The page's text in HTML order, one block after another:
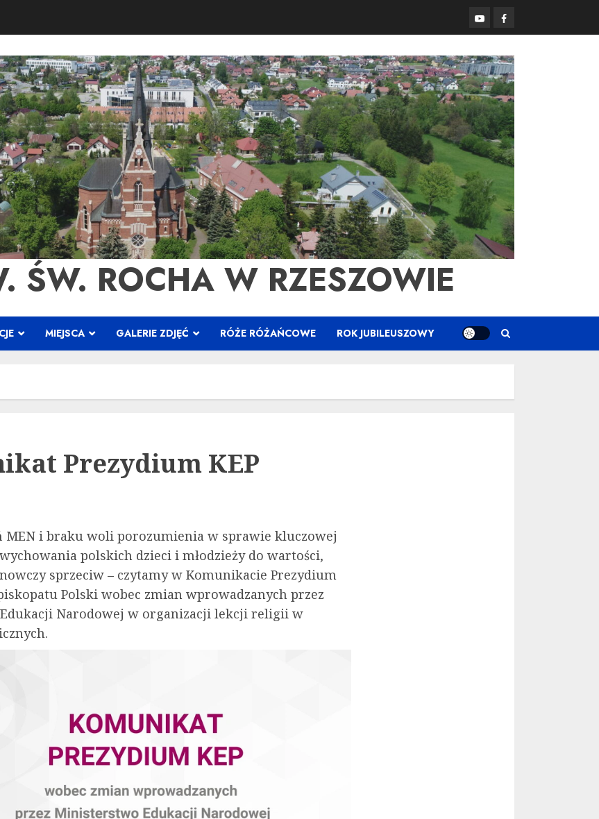
YouTubeFacebook
ŚW. ROCHA W RZESZOWIE
MIEJSCA GALERIE ZDJĘĆ RÓŻE RÓŻAŃCOWE ROK JUBILEUSZOWY
Prezydium KEP
MEN i braku woli porozumienia w sprawie kluczowej
polskich dzieci i młodzieży do wartości,
sprzeciw – czytamy w Komunikacie Prezydium
Polski wobec zmian wprowadzanych przez
Narodowej w organizacji lekcji religii w